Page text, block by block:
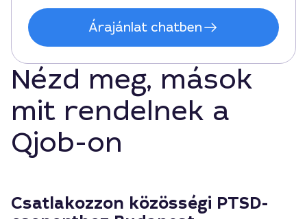
Árajánlat chatben
Nézd meg, mások
mit rendelnek a
Qjob-on
Csatlakozzon közösségi PTSD-